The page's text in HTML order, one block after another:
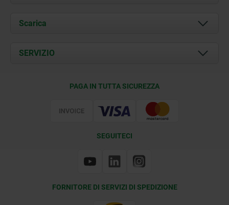
Chi siamo
Contatti
Scarica
Documents
SERVIZIO
PAGA IN TUTTA SICUREZZA
SEGUITECI
FORNITORE DI SERVIZI DI SPEDIZIONE